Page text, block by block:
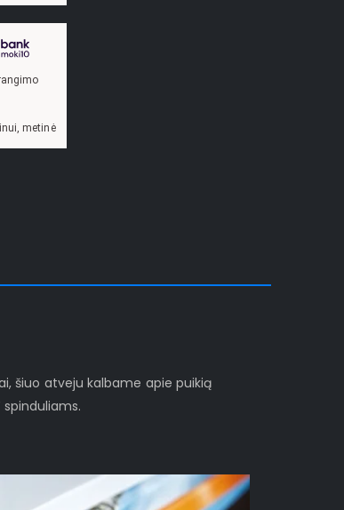
– 13,9%, sutarties sudarymo mokestis -
šiuo atveju kalbame apie puikią